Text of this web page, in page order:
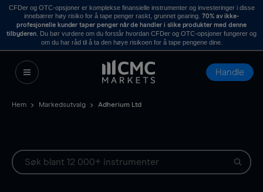
CFDer og OTC-opsjoner er komplekse finansielle instrumenter og investeringer i disse
innebærer høy risiko for å tape penger raskt, grunnet gearing. 70% av ikke-
profesjonelle kunder taper penger når de handler i slike produkter med denne
tilbyderen . Du bør vurdere om du forstår hvordan CFDer og OTC-opsjoner fungerer og
om du har råd til å ta den høye risikoen for å tape pengene dine.
Handle
Hem Markedsutvalg Adherium Ltd